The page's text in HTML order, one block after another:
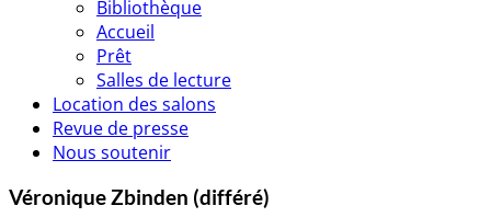
Bibliothèque
Accueil
Prêt
Salles de lecture
Location des salons
Revue de presse
Nous soutenir
Véronique Zbinden (différé)